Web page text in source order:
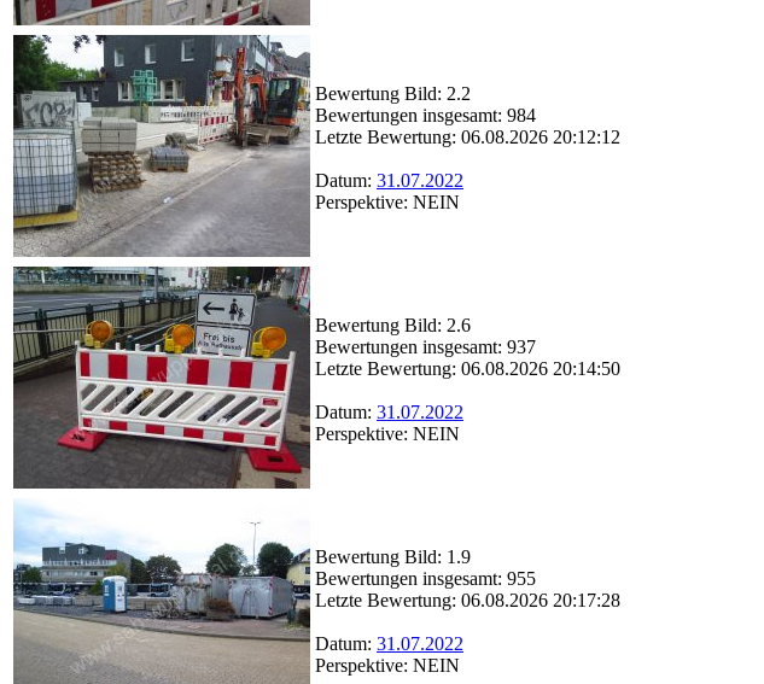
Bewertung Bild: 2.2
Bewertungen insgesamt: 984
Letzte Bewertung: 06.08.2026 20:12:12
Datum: 31.07.2022
Perspektive: NEIN
Bewertung Bild: 2.6
Bewertungen insgesamt: 937
Letzte Bewertung: 06.08.2026 20:14:50
Datum: 31.07.2022
Perspektive: NEIN
Bewertung Bild: 1.9
Bewertungen insgesamt: 955
Letzte Bewertung: 06.08.2026 20:17:28
Datum: 31.07.2022
Perspektive: NEIN